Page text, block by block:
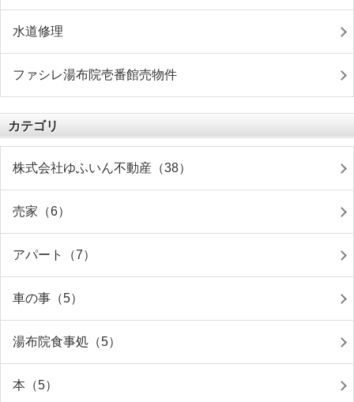
水道修理
ファシレ湯布院壱番館売物件
カテゴリ
株式会社ゆふいん不動産（38）
売家（6）
アパート（7）
車の事（5）
湯布院食事処（5）
本（5）